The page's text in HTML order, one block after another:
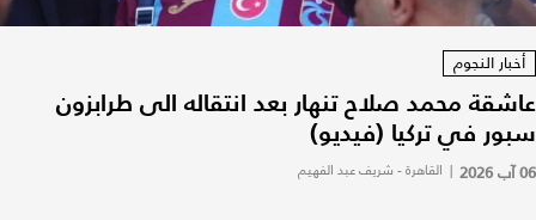
أخبار النجوم
عاشقة محمد صلاح تنهار بعد انتقاله الى طرابزون
سبور في تركيا (فيديو)
06 آب 2026 | القاهرة - شريف عبد الفهيم